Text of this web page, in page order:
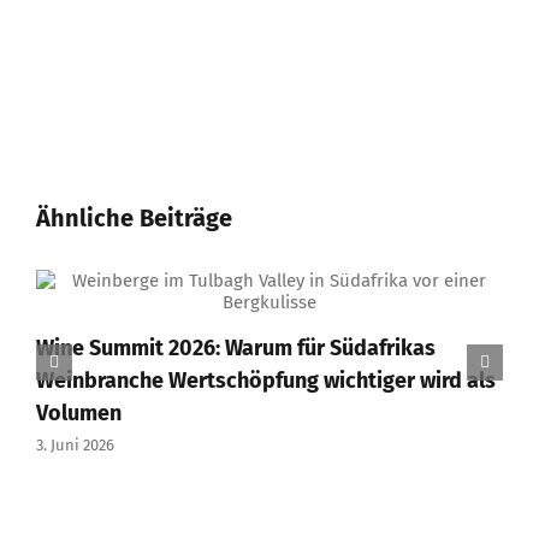
Ähnliche Beiträge
Wine Summit 2026: Warum für Südafrikas
Weinbranche Wertschöpfung wichtiger wird als
Volumen
3. Juni 2026